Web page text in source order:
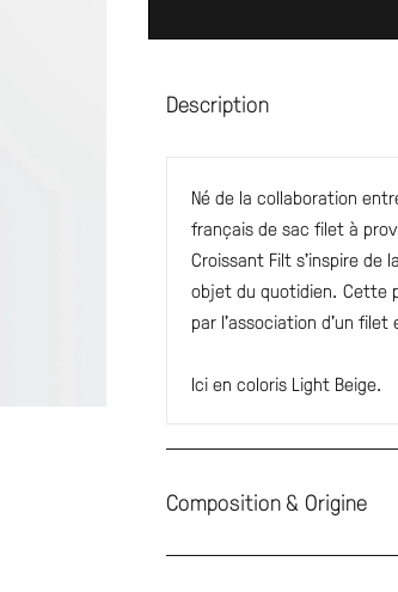
Description
Né de la collaboration
français de sac filet à
Croissant Filt s’inspire de
objet du quotidien. Cette
par l’association d’un
Ici en coloris Light Beige.
Composition & Origine